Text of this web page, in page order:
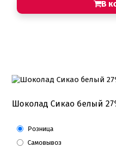
В
Шоколад Сикао белый
Розница
Самовывоз